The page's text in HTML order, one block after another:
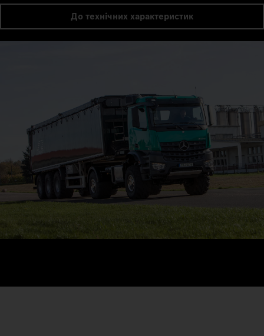
До технічних характеристик